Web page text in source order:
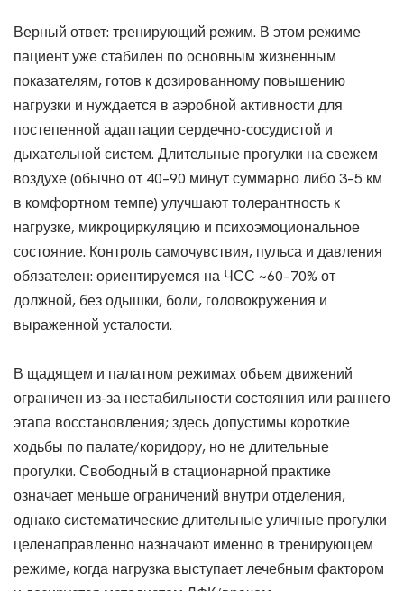
Верный ответ: тренирующий режим. В этом режиме
пациент уже стабилен по основным жизненным
показателям, готов к дозированному повышению
нагрузки и нуждается в аэробной активности для
постепенной адаптации сердечно-сосудистой и
дыхательной систем. Длительные прогулки на свежем
воздухе (обычно от 40–90 минут суммарно либо 3–5 км
в комфортном темпе) улучшают толерантность к
нагрузке, микроциркуляцию и психоэмоциональное
состояние. Контроль самочувствия, пульса и давления
обязателен: ориентируемся на ЧСС ~60–70% от
должной, без одышки, боли, головокружения и
выраженной усталости.
В щадящем и палатном режимах объем движений
ограничен из-за нестабильности состояния или раннего
этапа восстановления; здесь допустимы короткие
ходьбы по палате/коридору, но не длительные
прогулки. Свободный в стационарной практике
означает меньше ограничений внутри отделения,
однако систематические длительные уличные прогулки
целенаправленно назначают именно в тренирующем
режиме, когда нагрузка выступает лечебным фактором